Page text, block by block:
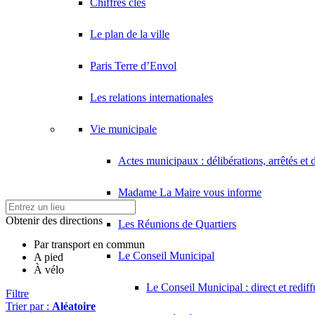
Chiffres clés
Le plan de la ville
Paris Terre d’Envol
Les relations internationales
Vie municipale
Actes municipaux : délibérations, arrêtés et
Madame La Maire vous informe
Les Réunions de Quartiers
Le Conseil Municipal
Le Conseil Municipal : direct et
Obtenir des directions
Par transport en commun
A pied
À vélo
Filtre
Trier par : Aléatoire